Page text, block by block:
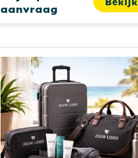
aanvraag